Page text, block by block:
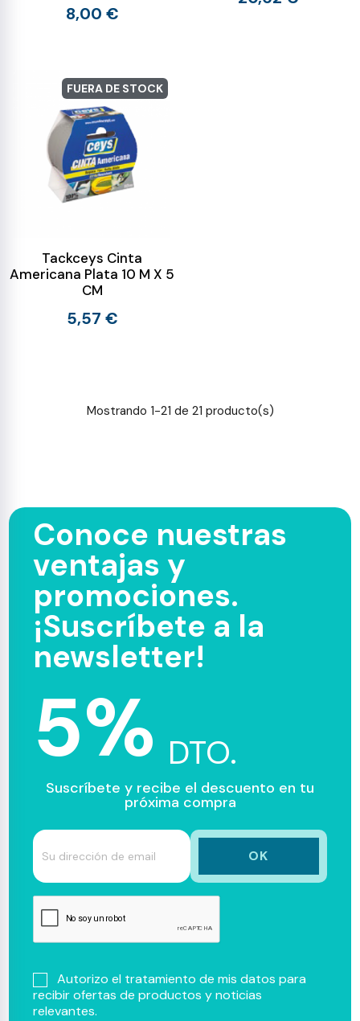
8,00 €
FUERA DE STOCK
Tackceys Cinta
Americana Plata 10 M X 5
CM
5,57 €
Mostrando 1-21 de 21 producto(s)
Conoce nuestras
ventajas y
promociones.
¡Suscríbete a la
newsletter!
5% DTO.
Suscríbete y recibe el descuento en tu
próxima compra
Autorizo el tratamiento de mis datos para
recibir ofertas de productos y noticias
relevantes.